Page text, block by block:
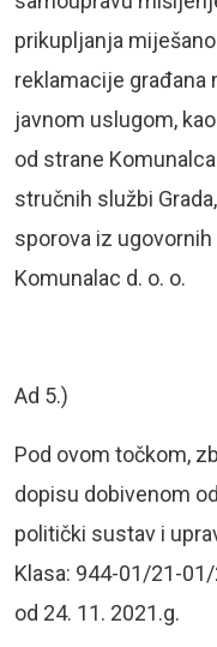
prikupljanja
reklamacije građana
javnom uslugom,
od strane
stručnih službi
sporova iz
Komunalac d. o. o.
Ad 5.)
Pod ovom točkom,
dopisu dobivenom
politički sustav i
Klasa: 944-01/21-
od 24. 11. 2021.g.